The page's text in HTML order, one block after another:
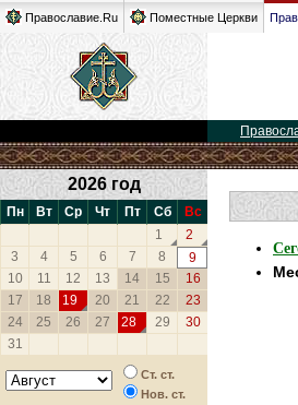
Православие.Ru Поместные Церкви
2026 год
Пн Вт Ср Чт Пт Сб
Вс
1
2
3
4 5 6 7 8
9
10
11 12 13 14 15
16
17
18 19 20 21 22
23
24
25 26 27 28 29
30
31
Ст. ст.
Нов. ст.